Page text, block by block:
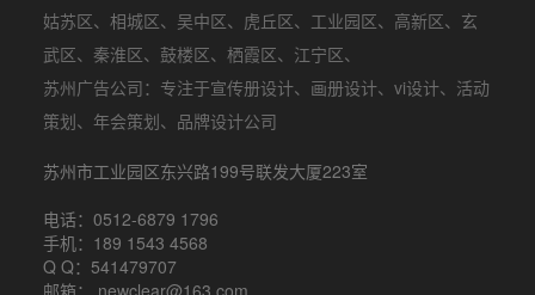
姑苏区、 相城区、 吴中区、 虎丘区、 工业园区、 高新区、 玄
武区、 秦淮区、 鼓楼区、 栖霞区、 江宁区、
苏州广告公司：专注于宣传册设计、 画册设计、 vi设计、 活动
策划、 年会策划、品牌设计公司
苏州市工业园区东兴路199号联发大厦223室
电话：0512-6879 1796
手机：189 1543 4568
Q Q：541479707
邮箱： newclear@163.com